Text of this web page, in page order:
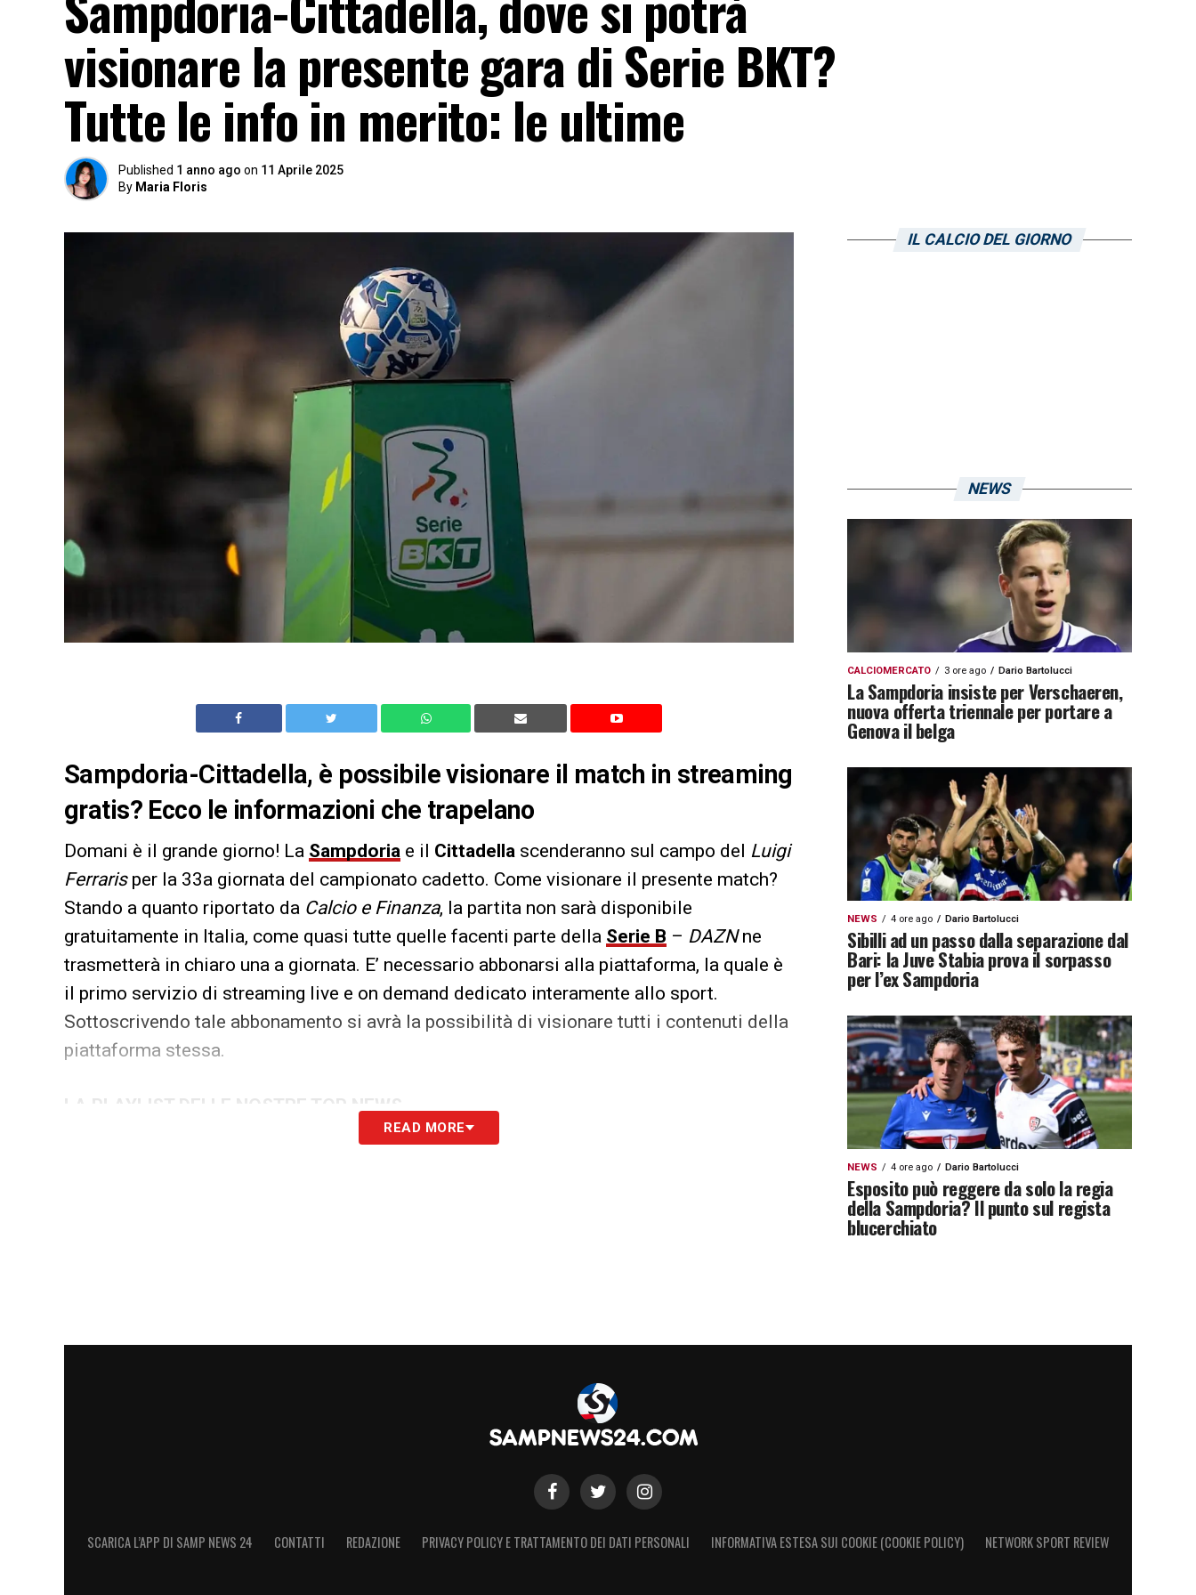
visionare la presente gara di Serie BKT?
Tutte le info in merito: le ultime
Published 1 anno ago on 11 Aprile 2025
By Maria Floris
Sampdoria-Cittadella, è possibile visionare il match in streaming
gratis? Ecco le informazioni che trapelano
Domani è il grande giorno! La Sampdoria e il Cittadella scenderanno sul campo del Luigi
Ferrarisper la 33a giornata del campionato cadetto. Come visionare il presente match?
Stando a quanto riportato da Calcio e Finanza, la partita non sarà disponibile
gratuitamente in Italia, come quasi tutte quelle facenti parte della Serie B – DAZNne
trasmetterà in chiaro una a giornata. E’ necessario abbonarsi alla piattaforma, la quale è
il primo servizio di streaming live e on demand dedicato interamente allo sport.
Sottoscrivendo tale abbonamento si avrà la possibilità di visionare tutti i contenuti della
piattaforma stessa.
LA PLAYLIST DELLE NOSTRE TOP NEWS
READ MORE
IL CALCIO DEL GIORNO
NEWS
CALCIOMERCATO 3 ore ago Dario Bartolucci
La Sampdoria insiste per Verschaeren,
nuova offerta triennale per portare a
Genova il belga
NEWS 4 ore ago Dario Bartolucci
Sibilli ad un passo dalla separazione dal
Bari: la Juve Stabia prova il sorpasso
per l’ex Sampdoria
NEWS 4 ore ago Dario Bartolucci
Esposito può reggere da solo la regia
della Sampdoria? Il punto sul regista
blucerchiato
SCARICA L’APP DI SAMP NEWS 24 CONTATTI REDAZIONE PRIVACY POLICY E TRATTAMENTO DEI DATI PERSONALI INFORMATIVA ESTESA SUI COOKIE (COOKIE POLICY) NETWORK SPORT REVIEW